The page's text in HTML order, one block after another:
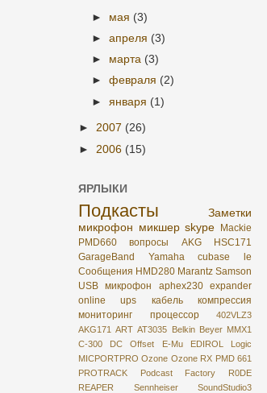
► мая (3)
►апреля (3)
► марта (3)
►февраля (2)
►января (1)
► 2007 (26)
► 2006 (15)
ЯРЛЫКИ
Подкасты
Заметки
микрофон микшер skype Mackie
PMD660
вопросы
AKG HSC171
GarageBand
Yamaha
cubase le
Сообщения HMD280 Marantz Samson
USB микрофон
aphex230 expander
online
ups кабель
компрессия
мониторинг
процессор
402VLZ3
AKG171
ART AT3035 Belkin Beyer MMX1
C-300
DC Offset E-Mu EDIROL
Logic
MICPORTPRO Ozone Ozone RX PMD 661
PROTRACK
Podcast Factory
R0DE
REAPER
Sennheiser
SoundStudio3